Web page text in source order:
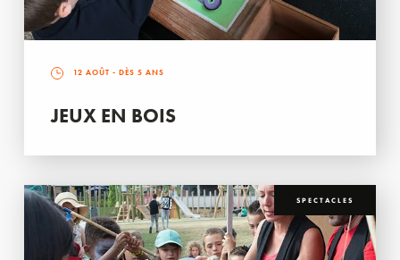
12 AOÛT - DÈS 5 ANS
JEUX EN BOIS
SPECTACLES